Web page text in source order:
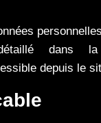
dans
depuis le